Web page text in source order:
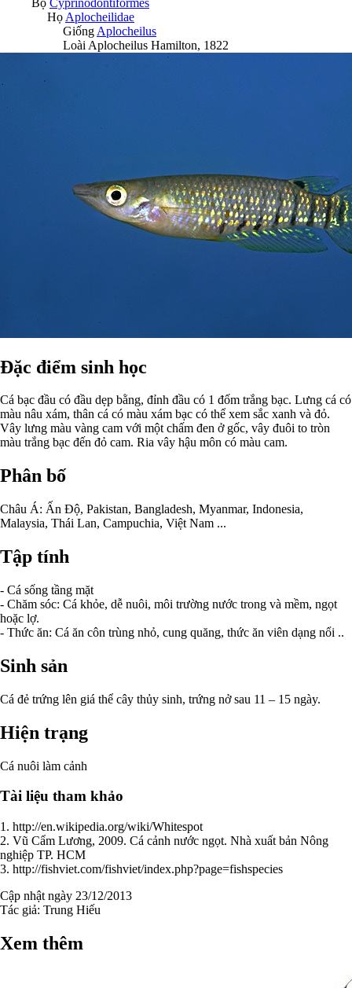
Họ Aplocheilidae
Giống Aplocheilus
Loài Aplocheilus Hamilton, 1822
Đặc điểm sinh học
Cá bạc đầu có đầu dẹp bằng, đỉnh đầu có 1 đốm trắng bạc. Lưng cá có
màu nâu xám, thân cá có màu xám bạc có thể xem sắc xanh và đỏ.
Vây lưng màu vàng cam với một chấm đen ở gốc, vây đuôi to tròn
màu trắng bạc đến đỏ cam. Ria vây hậu môn có màu cam.
Phân bố
Châu Á: Ấn Độ, Pakistan, Bangladesh, Myanmar, Indonesia,
Malaysia, Thái Lan, Campuchia, Việt Nam ...
Tập tính
- Cá sống tầng mặt
- Chăm sóc: Cá khỏe, dễ nuôi, môi trường nước trong và mềm, ngọt
hoặc lợ.
- Thức ăn: Cá ăn côn trùng nhỏ, cung quăng, thức ăn viên dạng nổi ..
Sinh sản
Cá đẻ trứng lên giá thể cây thủy sinh, trứng nở sau 11 – 15 ngày.
Hiện trạng
Cá nuôi làm cảnh
Tài liệu tham khảo
1. http://en.wikipedia.org/wiki/Whitespot
2. Vũ Cẩm Lương, 2009. Cá cảnh nước ngọt. Nhà xuất bản Nông
nghiệp TP. HCM
3. http://fishviet.com/fishviet/index.php?page=fishspecies
Cập nhật ngày 23/12/2013
Tác giả: Trung Hiếu
Xem thêm